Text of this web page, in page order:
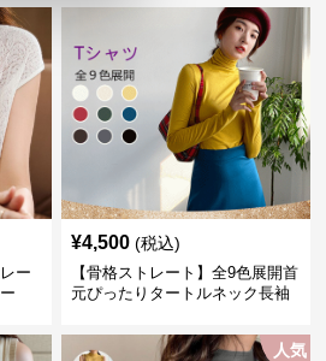
ー
¥4,500 (税込)
【骨格ストレート】全9色展開首
元ぴったりタートルネック長袖
人気